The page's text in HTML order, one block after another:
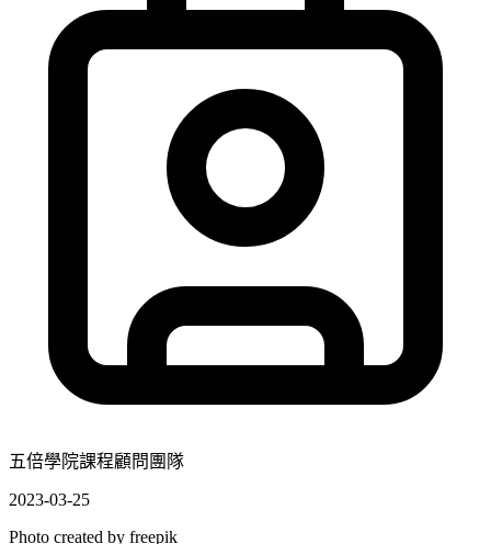
五倍學院課程顧問團隊
2023-03-25
Photo created by freepik